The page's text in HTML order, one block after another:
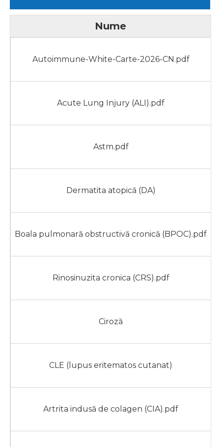
Nume
Autoimmune-White-Carte-2026-CN.pdf
Acute Lung Injury (ALI).pdf
Astm.pdf
Dermatita atopică (DA)
Boala pulmonară obstructivă cronică (BPOC).pdf
Rinosinuzita cronica (CRS).pdf
Ciroză
CLE (lupus eritematos cutanat)
Artrita indusă de colagen (CIA).pdf